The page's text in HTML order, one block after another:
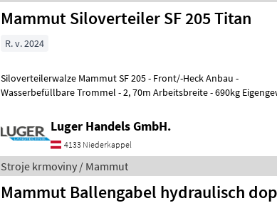
Mammut Siloverteiler SF 205 Titan
R. v. 2024
Siloverteilerwalze Mammut SF 205 - Front/-Heck Anbau -
Wasserbefüllbare Trommel - 2, 70m Arbeitsbreite - 690kg
Luger Handels GmbH.
4133 Niederkappel
Stroje krmoviny / Mammut
Mammut Ballengabel hydraulisch